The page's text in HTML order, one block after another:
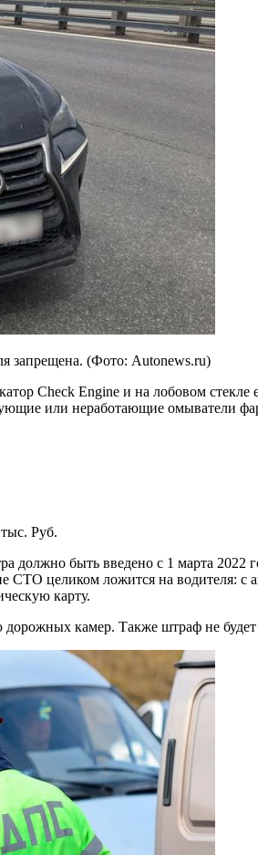
запрещена. (Фото: Autonews.ru)
Check Engine и на лобовом стекле
или неработающие омыватели
Руб.
должно быть введено с 1 марта
СТО целиком ложится на водителя:
карту.
камер. Также штраф не будет